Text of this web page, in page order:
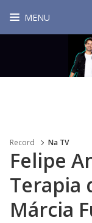
MENU
Record Na TV
Felipe
Terapia
Márcia